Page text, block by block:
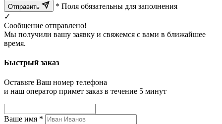
Отправить
* Поля обязательны для заполнения
✓
Сообщение отправлено!
Мы получили вашу заявку и свяжемся с вами в ближайшее
время.
Быстрый заказ
Оставьте Ваш номер телефона
и наш оператор примет заказ в течение 5 минут
Ваше имя *